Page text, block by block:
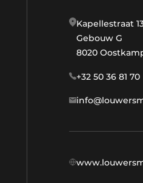
Kapellestraat
Gebouw G
8020
+32 50 36 81 70